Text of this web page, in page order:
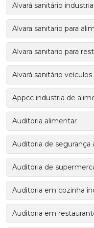
Alvará sanitário
Alvara sanitario para
Alvara sanitario para
Alvará sanitário
Appcc industria de
Auditoria alimentar
Auditoria de segurança
Auditoria de
Auditoria em cozinha
Auditoria em